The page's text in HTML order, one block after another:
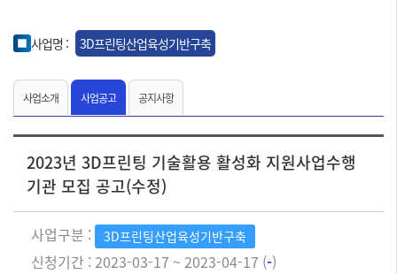
사업명 : 3D프린팅산업육성기반구축
사업소개 사업공고 공지사항
2023년 3D프린팅 기술활용 활성화 지원사업수행
기관 모집 공고(수정)
사업구분 : 3D프린팅산업육성기반구축
신청기간 : 2023-03-17 ~ 2023-04-17 (-)